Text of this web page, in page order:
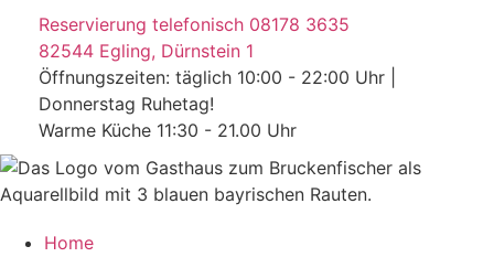
Reservierung telefonisch 08178 3635
82544 Egling, Dürnstein 1
Öffnungszeiten: täglich 10:00 - 22:00 Uhr |
Donnerstag Ruhetag!
Warme Küche 11:30 - 21.00 Uhr
Home